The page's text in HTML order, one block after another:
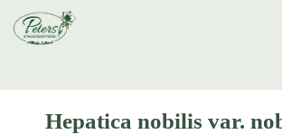
Hepatica nobilis var.